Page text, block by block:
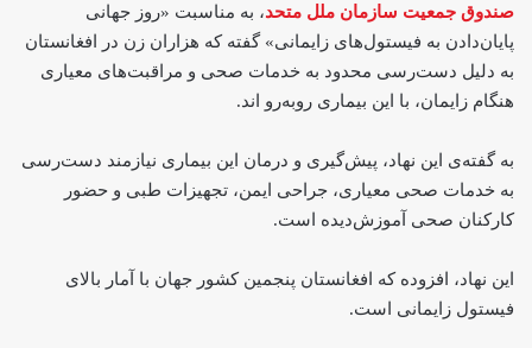
صندوق جمعیت سازمان ملل متحد، به مناسبت «روز جهانی
پایان‌دادن به فیستول‌های زایمانی» گفته که هزاران زن در افغانستان
به دلیل دست‌رسی محدود به خدمات صحی و مراقبت‌های معیاری
هنگام زایمان، با این بیماری روبه‌رو اند.
به گفته‌ی این نهاد، پیش‌گیری و درمان این بیماری نیازمند دست‌رسی
به خدمات صحی معیاری، جراحی ایمن، تجهیزات طبی و حضور
کارکنان صحی آموزش‌دیده است.
این نهاد، افزوده که افغانستان پنجمین کشور جهان با آمار بالای
فیستول زایمانی است.